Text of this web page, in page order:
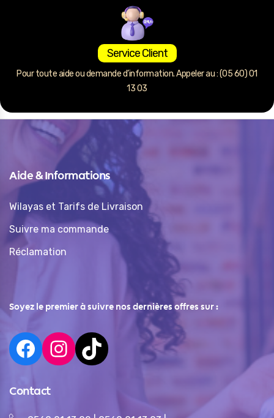
Service Client
Pour toute aide ou demande d’information. Appeler au : (05 60) 01
13 03
Aide & Informations
Wilayas et Tarifs de Livraison
Suivre ma commande
Réclamation
Soyez le premier à suivre nos dernières offres sur :
Contact